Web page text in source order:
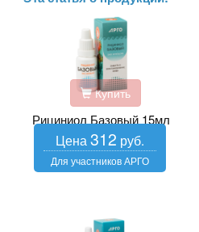
Купить
Рициниол Базовый 15мл
312